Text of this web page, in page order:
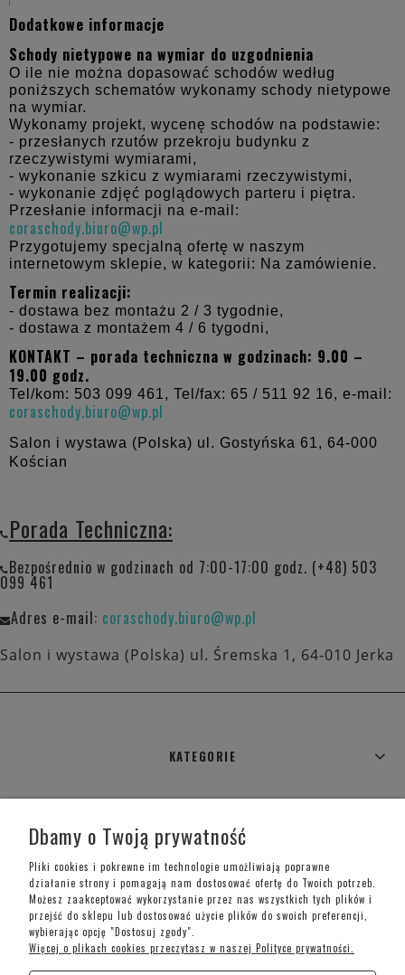
Dodatkowe informacje
Schody nietypowe na wymiar do uzgodnienia
O ile nie można dopasować schodów według
poniższych schematów wykonamy schody nietypowe
na wymiar.
Wykonamy projekt, wycenę schodów na podstawie:
- przesłanych rzutów przekroju budynku z
rzeczywistymi wymiarami,
- wykonanie szkicu z wymiarami rzeczywistymi,
- wykonanie zdjęć poglądowych parteru i piętra.
Przesłanie informacji na e-mail:
coraschody.biuro@wp.pl
Przygotujemy specjalną ofertę w naszym
internetowym sklepie, w kategorii: Na zamówienie.
Termin realizacji:
- dostawa bez montażu 2 / 3 tygodnie,
- dostawa z montażem 4 / 6 tygodni,
KONTAKT – porada techniczna w godzinach: 9.00 –
19.00 godz.
Tel/kom: 503 099 461, Tel/fax: 65 / 511 92 16, e-mail:
coraschody.biuro@wp.pl
Salon i wystawa (Polska) ul. Gostyńska 61, 64-000
Kościan
Porada Techniczna:
Bezpośrednio w godzinach od 7:00-17:00 godz. (+48) 503
099 461
Adres e-mail: coraschody.biuro@wp.pl
Salon i wystawa (Polska) ul. Śremska 1, 64-010 Jerka
KATEGORIE
MOJE KONTO
INFORMACJE O SKLEPIE
Dbamy o Twoją prywatność
Pliki cookies i pokrewne im technologie umożliwiają poprawne
działanie strony i pomagają nam dostosować ofertę do Twoich potrzeb.
Możesz zaakceptować wykorzystanie przez nas wszystkich tych plików i
przejść do sklepu lub dostosować użycie plików do swoich preferencji,
wybierając opcję "Dostosuj zgody".
Więcej o plikach cookies przeczytasz w naszej Polityce prywatności.